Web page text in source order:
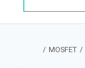
/
MOSFET
/